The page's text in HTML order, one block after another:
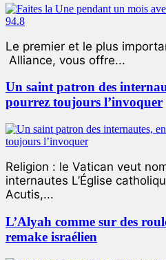
Le premier et le plus
Alliance, vous offre...
Un saint patron des
pourrez toujours l’invoquer
Religion : le Vatican veut
internautes L’Église
Acutis,...
L’Alyah comme sur des
remake israélien